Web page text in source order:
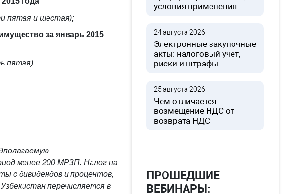
пятая и шестая);
за январь 2015
пятая).
менее 200 МРЗП. Налог на
с дивидендов и процентов,
перечисляется в
условия применения
24 августа 2026
Электронные закупочные
акты: налоговый учет,
риски и штрафы
25 августа 2026
Чем отличается
возмещение НДС от
возврата НДС
ПРОШЕДШИЕ
ВЕБИНАРЫ: